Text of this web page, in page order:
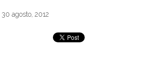
By |
30 agosto, 2012